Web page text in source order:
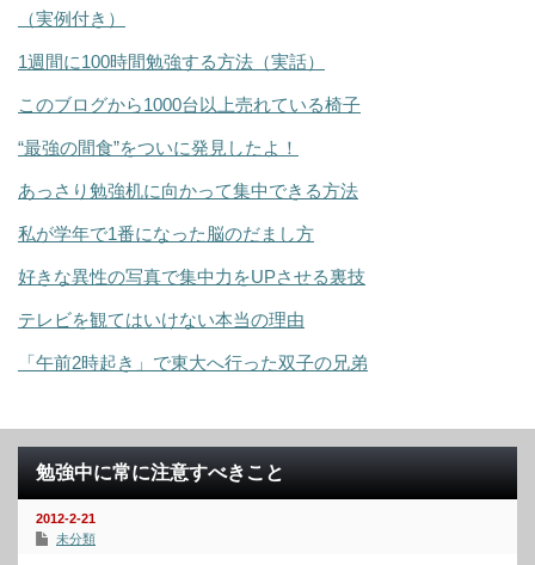
（実例付き）
1週間に100時間勉強する方法（実話）
このブログから1000台以上売れている椅子
“最強の間食”をついに発見したよ！
あっさり勉強机に向かって集中できる方法
私が学年で1番になった脳のだまし方
好きな異性の写真で集中力をUPさせる裏技
テレビを観てはいけない本当の理由
「午前2時起き」で東大へ行った双子の兄弟
勉強中に常に注意すべきこと
2012-2-21
未分類